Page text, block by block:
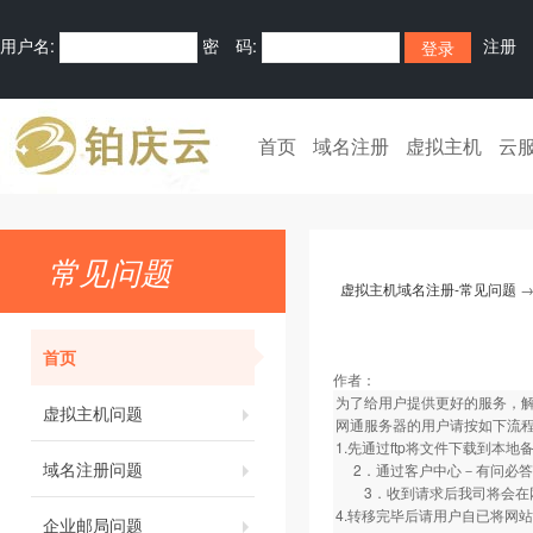
用户名: 密 码: 注册
首页 域名注册 虚拟主机 云
常见问题
首页
虚拟主机问题
域名注册问题
企业邮局问题
虚拟主机域名注册-常见问题
作者：
为了给用户提供更好的服务，
网通服务器的用户请按如下流
1.先通过ftp将文件下载到本地
2．通过客户中心－有问必
3．收到请求后我司将会在
4.转移完毕后请用户自已将网